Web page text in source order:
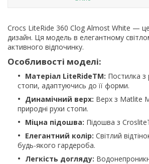
Crocs LiteRide 360 Clog Almost White — це
дизайн. Ця модель в елегантному
активного відпочинку.
Особливості моделі:
Матеріал LiteRideTM: Постилка з
стопи, адаптуючись до її форми.
Динамічний верх: Верх з Matlite
природні рухи стопи.
Міцна підошва: Підошва з
Елегантний колір: Світлий
будь-якого гардероба.
Легкість догляду: